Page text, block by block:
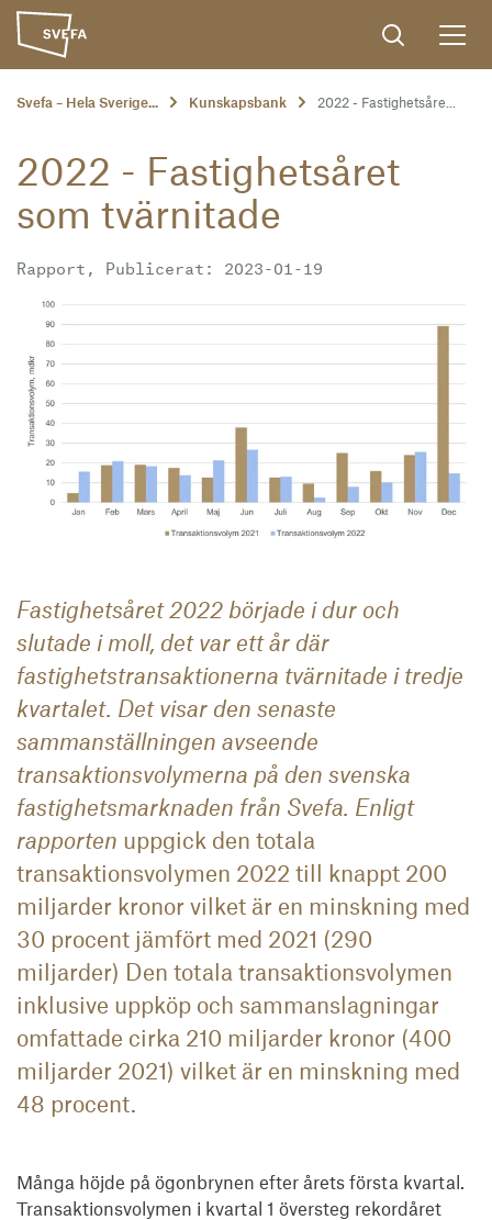
Svefa – Hela Sverige... Kunskapsbank 2022 - Fastighetsåre...
2022 - Fastighetsåret
som tvärnitade
Rapport, Publicerat: 2023-01-19
Fastighetsåret 2022 började i dur och
slutade i moll, det var ett år där
fastighetstransaktionerna tvärnitade i tredje
kvartalet. Det visar den senaste
sammanställningen avseende
transaktionsvolymerna på den svenska
fastighetsmarknaden från Svefa. Enligt
rapporten uppgick den totala
transaktionsvolymen 2022 till knappt 200
miljarder kronor vilket är en minskning med
30 procent jämfört med 2021 (290
miljarder) Den totala transaktionsvolymen
inklusive uppköp och sammanslagningar
omfattade cirka 210 miljarder kronor (400
miljarder 2021) vilket är en minskning med
48 procent.
Många höjde på ögonbrynen efter årets första kvartal.
Transaktionsvolymen i kvartal 1 översteg rekordåret